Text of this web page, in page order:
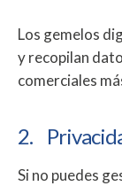
Los gemelos
y recopilan
comerciales
2.
Si no puedes